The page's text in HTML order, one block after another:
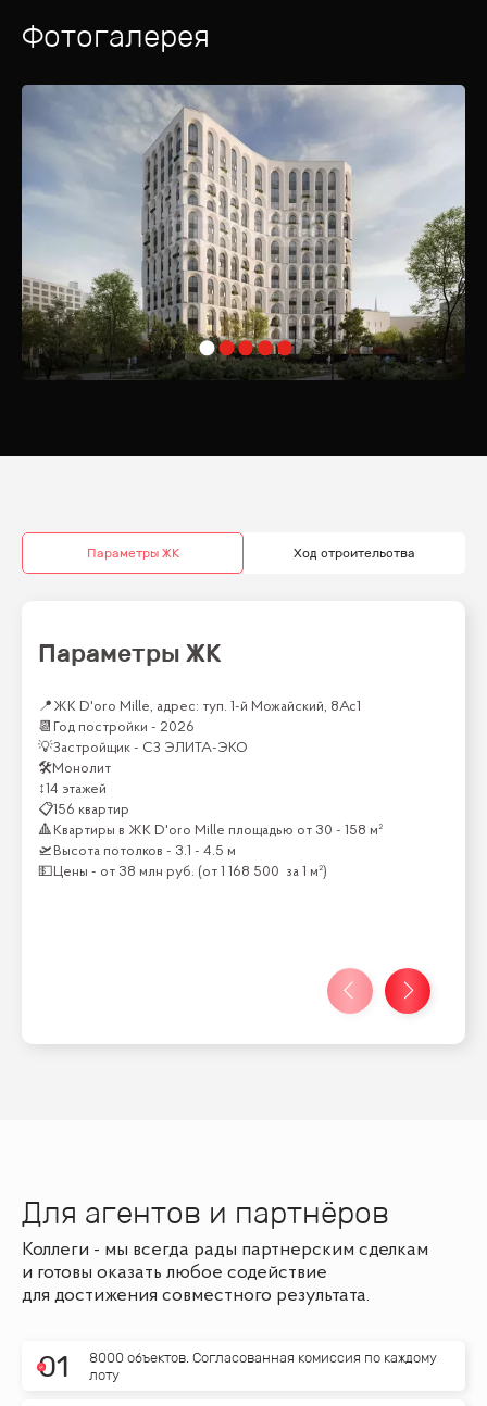
Фотогалерея
Параметры ЖК Ход строительства
Параметры ЖК
📍 ЖК D'oro Mille, адрес: туп. 1-й Можайский, 8Ас1
📆 Год постройки - 2026
💡Застройщик - СЗ ЭЛИТА-ЭКО
🛠Монолит
↕14 этажей
📋156 квартир
🔺 Квартиры в ЖК D'oro Mille площадью от 30 - 158 м²
🛫 Высота потолков - 3.1 - 4.5 м
💵
Цены - от 38 млн руб. (от 1 168 500 за 1 м²)
Для агентов и партнёров
Коллеги - мы всегда рады партнерским сделкам
и готовы оказать любое содействие
для достижения совместного результата.
01
8000 объектов. Согласованная комиссия по каждому
лоту